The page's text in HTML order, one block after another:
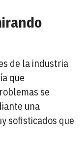
de la industria
que
se
una
sofisticados que